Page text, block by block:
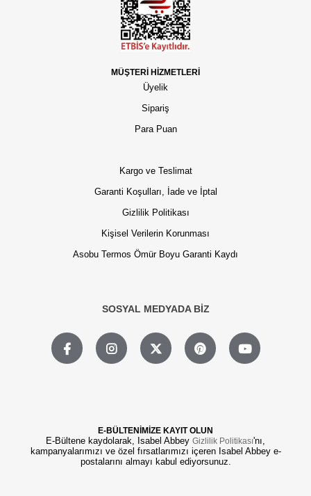
MÜŞTERİ HİZMETLERİ
Üyelik
Sipariş
Para Puan
Kargo ve Teslimat
Garanti Koşulları, İade ve İptal
Gizlilik Politikası
Kişisel Verilerin Korunması
Asobu Termos Ömür Boyu Garanti Kaydı
SOSYAL MEDYADA BİZ
E-BÜLTENİMİZE KAYIT OLUN
E-Bültene kaydolarak, Isabel Abbey Gizlilik Politikası'nı,
kampanyalarımızı ve özel fırsatlarımızı içeren Isabel Abbey e-
postalarını almayı kabul ediyorsunuz.